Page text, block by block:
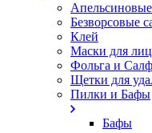
Безворсовые
Клей
Маски для
Фольга и
Щетки для
Пилки и Бафы
Бафы